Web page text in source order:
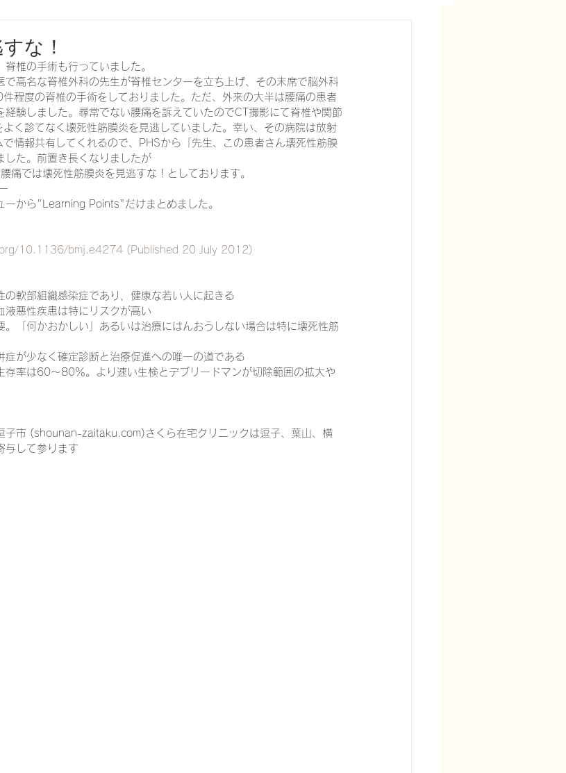
・潰瘍を科学する 失禁関連皮膚炎を科学する
る 脊髄刺激療法を科学する ハイドロリリースを科学する
ケア(スキン テア、褥瘡、下肢潰瘍)を科学する
間の在宅医療への想い 在宅医療を科学する
法を科学する 誤嚥性肺炎を科学する
針盤 認知症は治せるか～認知症治療の羅針盤
な！
椎の手術も行っていました。
高名な脊椎外科の先生が脊椎センターを立ち上げ、その末席で脳外科
程度の脊椎の手術をしておりました。ただ、外来の大半は腰痛の患者
験しました。尋常でない腰痛を訴えていたのでCT撮影にて脊椎や関節
く診てなく壊死性筋膜炎を見逃していました。幸い、その病院は放射
情報共有してくれるので、PHSから「先生、この患者さん壊死性筋膜
した。前置き長くなりましたが
では壊死性筋膜炎を見逃すな！としております。
ーから"Learning Points"だけまとめました。
10.1136/bmj.e4274 (Published 20 July 2012)
の軟部組織感染症であり，健康な若い人に起きる
液悪性疾患は特にリスクが高い
。「何かおかしい」あるいは治療にはんおうしない場合は特に壊死性筋
症が少なく確定診断と治療促進への唯一の道である
存率は60〜80％。より速い生検とデブリードマンが切除範囲の拡大や
子市 (shounan-zaitaku.com)さくら在宅クリニックは逗子、葉山、横
与して参ります